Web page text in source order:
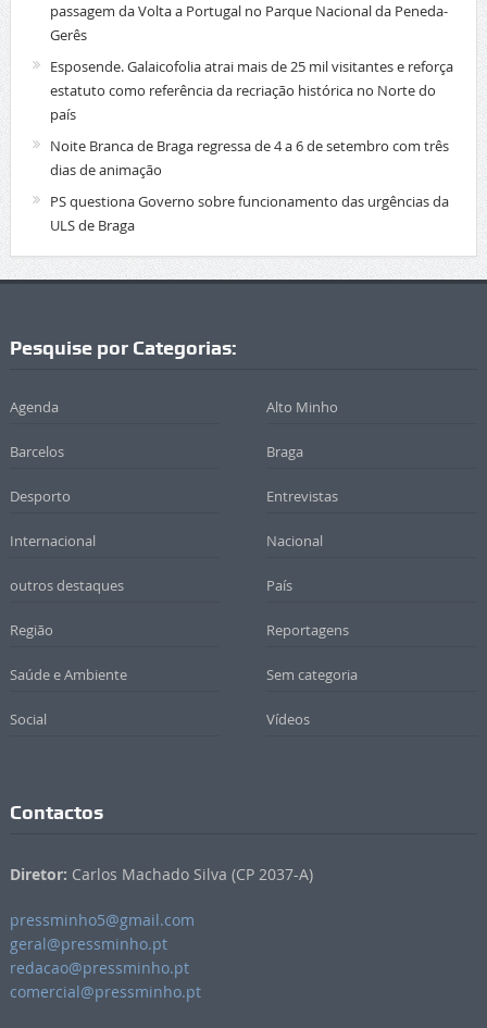
passagem da Volta a Portugal no Parque Nacional da Peneda-
Gerês
Esposende. Galaicofolia atrai mais de 25 mil visitantes e reforça
estatuto como referência da recriação histórica no Norte do
país
Noite Branca de Braga regressa de 4 a 6 de setembro com três
dias de animação
PS questiona Governo sobre funcionamento das urgências da
ULS de Braga
Pesquise por Categorias:
Agenda Alto Minho
Barcelos Braga
Desporto Entrevistas
Internacional Nacional
outros destaques País
Região Reportagens
Saúde e Ambiente Sem categoria
Social Vídeos
Contactos
Diretor: Carlos Machado Silva (CP 2037-A)
pressminho5@gmail.com
geral@pressminho.pt
redacao@pressminho.pt
comercial@pressminho.pt